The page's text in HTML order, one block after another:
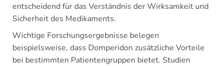
entscheidend für das Verständnis der Wirksamkeit und
Sicherheit des Medikaments.
Wichtige Forschungsergebnisse belegen
beispielsweise, dass Domperidon zusätzliche Vorteile
bei bestimmten Patientengruppen bietet. Studien